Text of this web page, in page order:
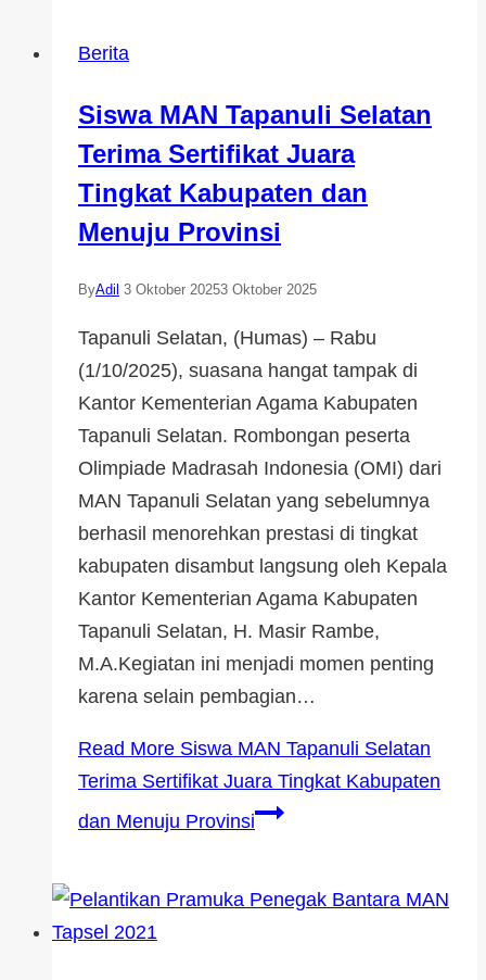
Berita
Siswa MAN Tapanuli Selatan
Terima Sertifikat Juara
Tingkat Kabupaten dan
Menuju Provinsi
ByAdil 3 Oktober 20253 Oktober 2025
Tapanuli Selatan, (Humas) – Rabu
(1/10/2025), suasana hangat tampak di
Kantor Kementerian Agama Kabupaten
Tapanuli Selatan. Rombongan peserta
Olimpiade Madrasah Indonesia (OMI) dari
MAN Tapanuli Selatan yang sebelumnya
berhasil menorehkan prestasi di tingkat
kabupaten disambut langsung oleh Kepala
Kantor Kementerian Agama Kabupaten
Tapanuli Selatan, H. Masir Rambe,
M.A.Kegiatan ini menjadi momen penting
karena selain pembagian…
Read More Siswa MAN Tapanuli Selatan
Terima Sertifikat Juara Tingkat Kabupaten
dan Menuju Provinsi